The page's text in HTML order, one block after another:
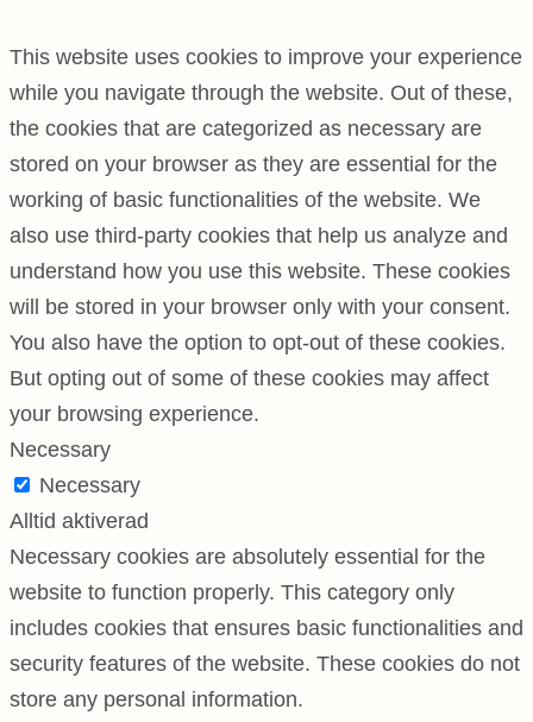
This website uses cookies to improve your experience
while you navigate through the website. Out of these,
the cookies that are categorized as necessary are
stored on your browser as they are essential for the
working of basic functionalities of the website. We
also use third-party cookies that help us analyze and
understand how you use this website. These cookies
will be stored in your browser only with your consent.
You also have the option to opt-out of these cookies.
But opting out of some of these cookies may affect
your browsing experience.
Necessary
Necessary
Alltid aktiverad
Necessary cookies are absolutely essential for the
website to function properly. This category only
includes cookies that ensures basic functionalities and
security features of the website. These cookies do not
store any personal information.